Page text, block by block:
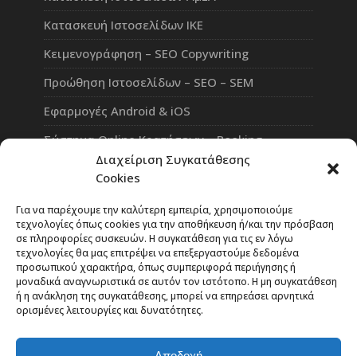
Διαχείριση Συγκατάθεσης
Cookies
Για να παρέχουμε την καλύτερη εμπειρία, χρησιμοποιούμε
τεχνολογίες όπως cookies για την αποθήκευση ή/και την πρόσβαση
σε πληροφορίες συσκευών. Η συγκατάθεση για τις εν λόγω
τεχνολογίες θα μας επιτρέψει να επεξεργαστούμε δεδομένα
προσωπικού χαρακτήρα, όπως συμπεριφορά περιήγησης ή
μοναδικά αναγνωριστικά σε αυτόν τον ιστότοπο. Η μη συγκατάθεση
ή η ανάκληση της συγκατάθεσης, μπορεί να επηρεάσει αρνητικά
ορισμένες λειτουργίες και δυνατότητες.
Κατασκευή Ιστοσελίδων ΙΚΕ
Κειμενογράφηση – SEO Copywriting
Προώθηση Ιστοσελίδων – SEO – SEM
Εφαρμογές Android & iOS
Σύστημα Online Κρατήσεων – Booking
Πλατφόρμα Τηλεκπαίδευσης eLearning
Rate Our Services
μας!